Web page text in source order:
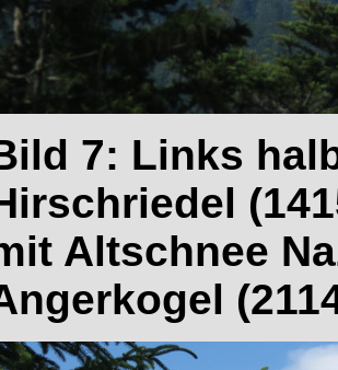
7: Links
Altschnee